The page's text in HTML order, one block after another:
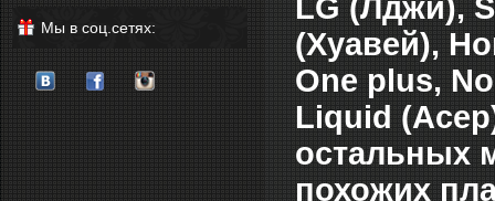
Мы в соц.сетях:
LG (Лджи),
(Хуавей),
One plus,
Liquid
остальных
похожих